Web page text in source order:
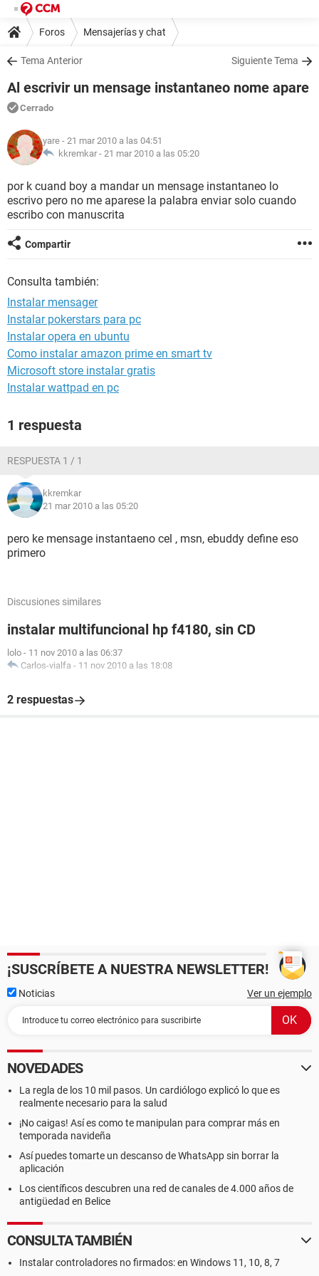
Foros Mensajerías y chat
Tema Anterior Siguiente Tema
Al escrivir un mensage instantaneo nome apare
Cerrado
yare - 21 mar 2010 a las 04:51
kkremkar - 21 mar 2010 a las 05:20
por k cuand boy a mandar un mensage instantaneo lo
escrivo pero no me aparese la palabra enviar solo cuando
escribo con manuscrita
Compartir
Consulta también:
Instalar mensager
Instalar pokerstars para pc
Instalar opera en ubuntu
Como instalar amazon prime en smart tv
Microsoft store instalar gratis
Instalar wattpad en pc
1 respuesta
RESPUESTA 1 / 1
kkremkar
21 mar 2010 a las 05:20
pero ke mensage instantaeno cel , msn, ebuddy define eso
primero
Discusiones similares
instalar multifuncional hp f4180, sin CD
lolo - 11 nov 2010 a las 06:37
Carlos-vialfa - 11 nov 2010 a las 18:08
2 respuestas
¡SUSCRÍBETE A NUESTRA NEWSLETTER!
Noticias Ver un ejemplo
NOVEDADES
La regla de los 10 mil pasos. Un cardiólogo explicó lo que es
realmente necesario para la salud
¡No caigas! Así es como te manipulan para comprar más en
temporada navideña
Así puedes tomarte un descanso de WhatsApp sin borrar la
aplicación
Los científicos descubren una red de canales de 4.000 años de
antigüedad en Belice
CONSULTA TAMBIÉN
Instalar controladores no firmados: en Windows 11, 10, 8, 7